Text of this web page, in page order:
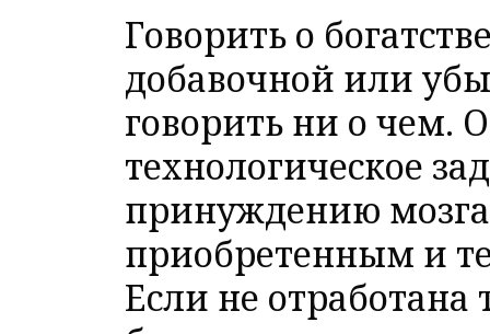
Говорить о
добавочной или
говорить ни о чем.
технологическое
принуждению
приобретенным и
Если не отработана